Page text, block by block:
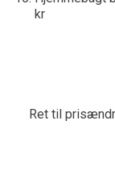
kr
Ret til